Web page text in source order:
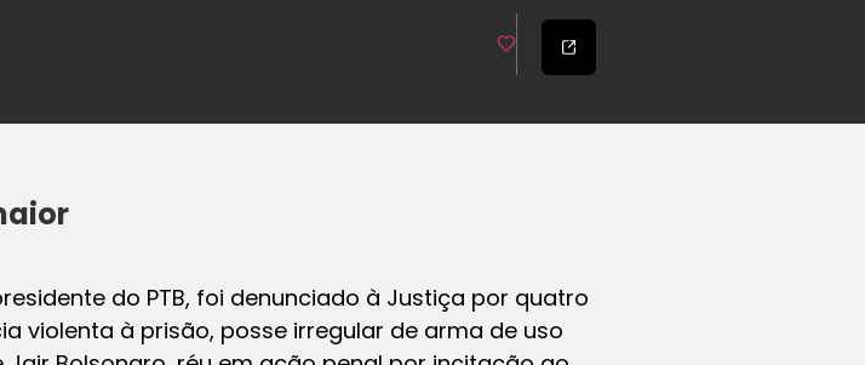
do PTB, foi denunciado à Justiça por quatro
violenta à prisão, posse irregular de arma de uso